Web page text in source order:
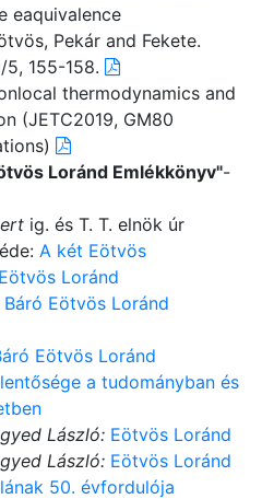
eaquivalence
Pekár and Fekete.
5, 155-158.
thermodynamics and
(JETC2019, GM80
Loránd Emlékkönyv"-
ig. és T. T. elnök úr
A két Eötvös
Eötvös Loránd
Báró Eötvös Loránd
Eötvös Loránd
a tudományban és
László: Eötvös Loránd
László: Eötvös Loránd
50. évfordulója